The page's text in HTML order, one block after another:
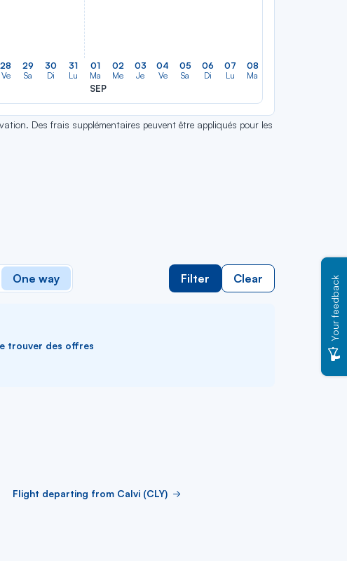
28
Ve
29
Sa
30
Di
31
Lu
01
Ma
SEP
02
Me
03
Je
04
Ve
05
Sa
06
Di
07
Lu
08
Ma
Des frais supplémentaires peuvent être appliqués pour les
One way Filter Clear
trouver des offres
Flight departing from Calvi (CLY)
Your feedback